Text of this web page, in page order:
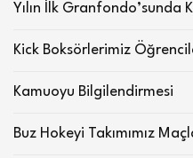
Yılın İlk Granfondo’sunda
Kick Boksörlerimiz
Kamuoyu Bilgilendirmesi
Buz Hokeyi Takımımız